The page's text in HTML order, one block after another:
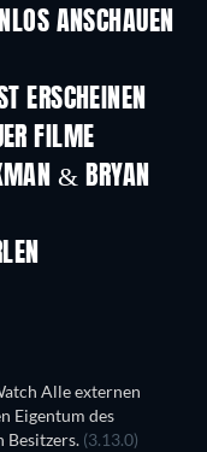
ANSCHAUEN
ERSCHEINEN
FILME
& BRYAN
Alle externen
Eigentum des
Besitzers. (3.13.0)